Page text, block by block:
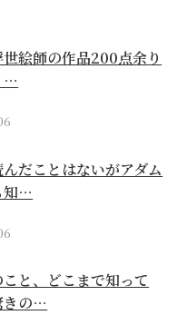
絵師の作品200点余り
…
だことはないがアダム
知…
と、どこまで知って
の…